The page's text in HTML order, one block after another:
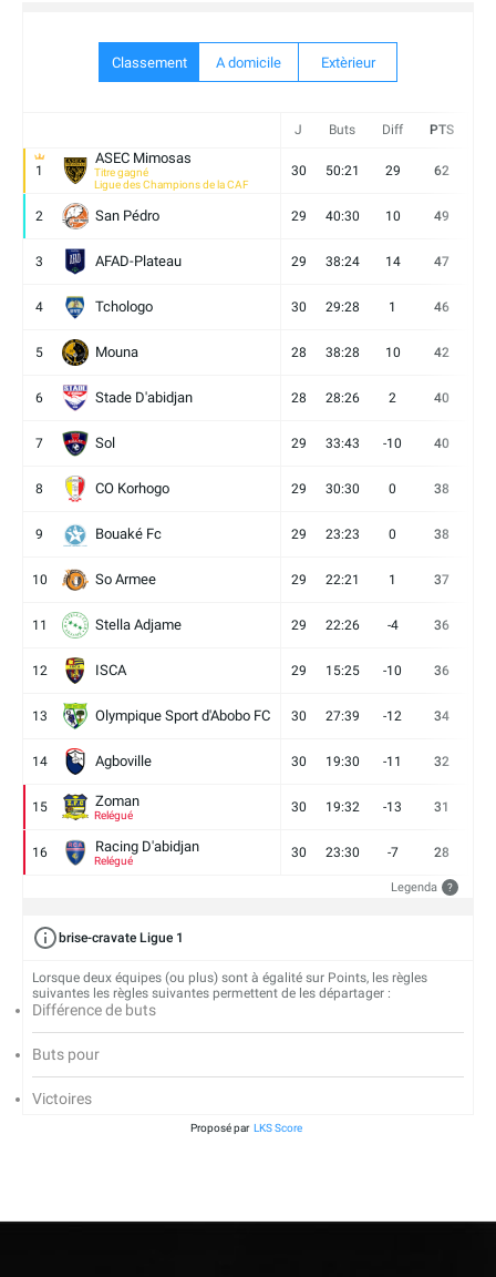
Classement A domicile Extèrieur
J Buts Diff PTS
1
ASEC Mimosas
Titre gagné
Ligue des Champions de la CAF
30 50:21 29 62
2 San Pédro 29 40:30 10 49
3 AFAD-Plateau 29 38:24 14 47
4 Tchologo 30 29:28 1 46
5 Mouna 28 38:28 10 42
6 Stade D'abidjan 28 28:26 2 40
7 Sol 29 33:43 -10 40
8 CO Korhogo 29 30:30 0 38
9 Bouaké Fc 29 23:23 0 38
10 So Armee 29 22:21 1 37
11 Stella Adjame 29 22:26 -4 36
12 ISCA 29 15:25 -10 36
13 Olympique Sport d'Abobo FC 30 27:39 -12 34
14 Agboville 30 19:30 -11 32
15 Zoman
Relégué
30 19:32 -13 31
16 Racing D'abidjan
Relégué
30 23:30 -7 28
Legenda ?
brise-cravate Ligue 1
Lorsque deux équipes (ou plus) sont à égalité sur Points, les règles
suivantes les règles suivantes permettent de les départager :
Différence de buts
Buts pour
Victoires
Proposé par LKS Score